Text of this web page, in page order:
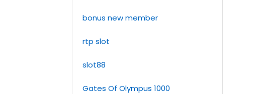
bonus new member
rtp slot
slot88
Gates Of Olympus 1000